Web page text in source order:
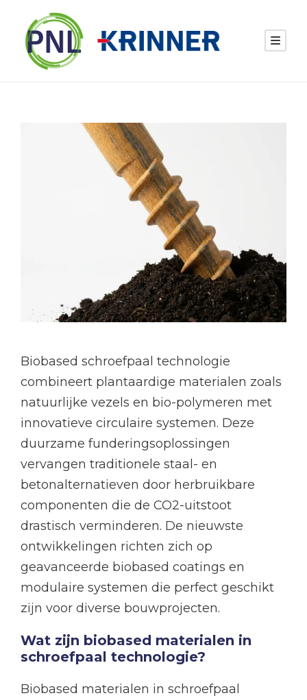
Biobased schroefpaal technologie
combineert plantaardige materialen zoals
natuurlijke vezels en bio-polymeren met
innovatieve circulaire systemen. Deze
duurzame funderingsoplossingen
vervangen traditionele staal- en
betonalternatieven door herbruikbare
componenten die de CO2-uitstoot
drastisch verminderen. De nieuwste
ontwikkelingen richten zich op
geavanceerde biobased coatings en
modulaire systemen die perfect geschikt
zijn voor diverse bouwprojecten.
Wat zijn biobased materialen in
schroefpaal technologie?
Biobased materialen in schroefpaal